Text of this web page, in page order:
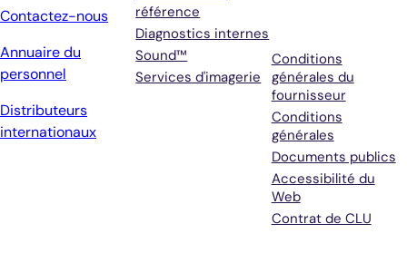
Contactez-nous
Annuaire du
personnel
Distributeurs
internationaux
référence
Diagnostics internes
Sound™
Services d'imagerie
Conditions
générales du
fournisseur
Conditions
générales
Documents publics
Accessibilité du
Web
Contrat de CLU